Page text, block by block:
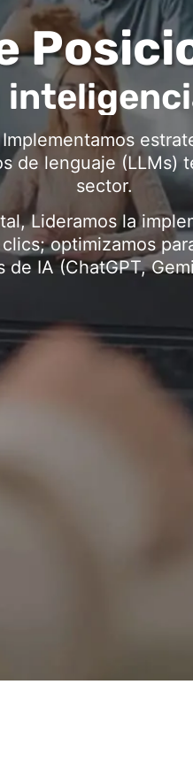
de lenguaje (LLMs)
sector.
Lideramos la
optimizamos
de IA (ChatGPT,